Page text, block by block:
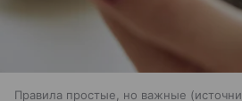
Правила простые, но важные